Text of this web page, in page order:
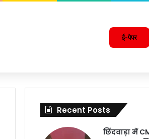
ई-पेपर
Recent Posts
छिंदवाड़ा में